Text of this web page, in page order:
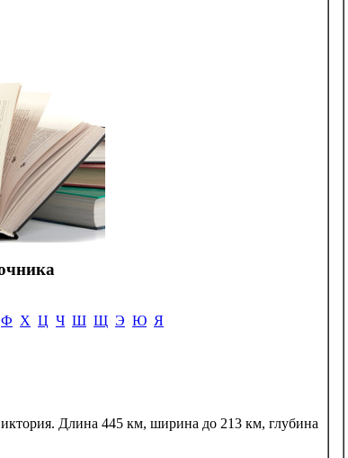
Ф Х Ц Ч Ш Щ Э Ю Я
Длина 445 км, ширина до 213 км, глубина